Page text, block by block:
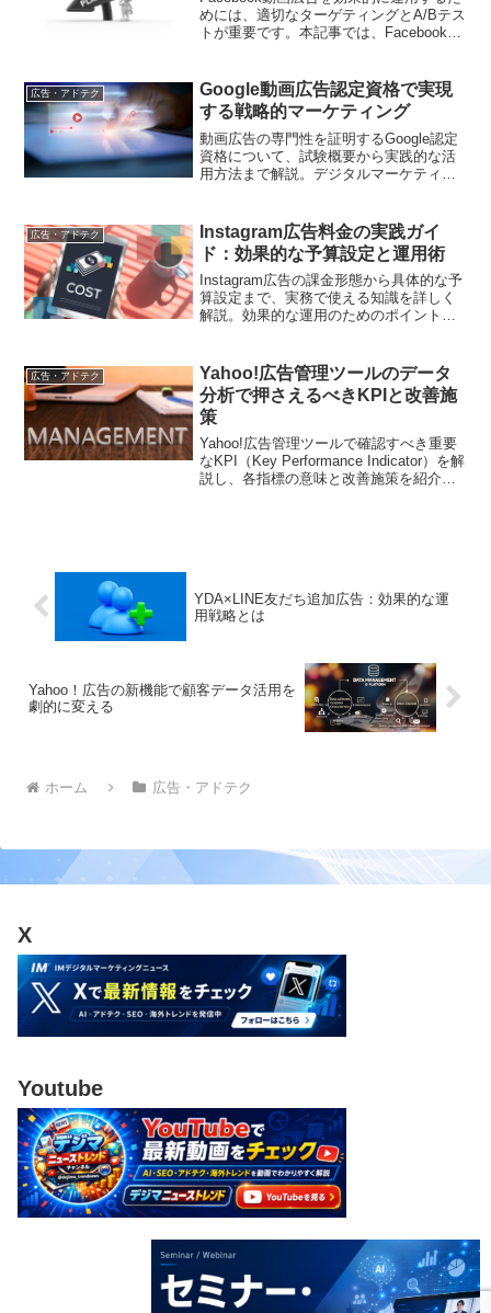
めには、適切なターゲティングとA/Bテス
トが重要です。本記事では、Facebook動
広告・アドテク
Google動画広告認定資格で実現
する戦略的マーケティング
動画広告の専門性を証明するGoogle認定
資格について、試験概要から実践的な活
用方法まで解説。デジタルマーケティン
広告・アドテク
Instagram広告料金の実践ガイ
ド：効果的な予算設定と運用術
Instagram広告の課金形態から具体的な予
算設定まで、実務で使える知識を詳しく
解説。効果的な運用のためのポイントと
広告・アドテク
Yahoo!広告管理ツールのデータ
分析で押さえるべきKPIと改善施
策
Yahoo!広告管理ツールで確認すべき重要
なKPI（Key Performance Indicator）を解
説し、各指標の意味と改善施策を紹介し
YDA×LINE友だち追加広告：効果的な運
用戦略とは
Yahoo！広告の新機能で顧客データ活用を
劇的に変える
ホーム 広告・アドテク
X
Youtube